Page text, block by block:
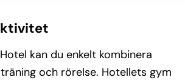
kan du enkelt kombinera
och rörelse. Hotellets gym